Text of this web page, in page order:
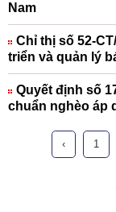
Nam
Chỉ thị số 52-
triển và quản lý
Quyết định số
chuẩn nghèo áp
‹ 1